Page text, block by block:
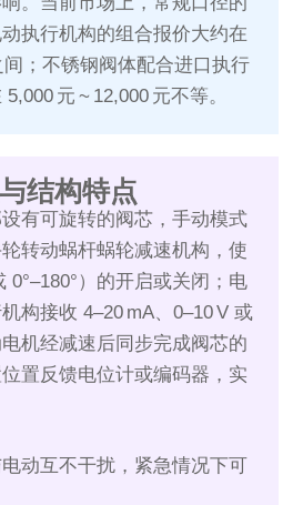
执行机构的组合报价大约在
间；不锈钢阀体配合进口执行
元 ~ 12,000 元不等。
结构特点
有可旋转的阀芯，手动模式
转动蜗杆蜗轮减速机构，使
0°–180°）的开启或关闭；电
构接收 4–20 mA、0–10 V 或
机经减速后同步完成阀芯的
置反馈电位计或编码器，实
动互不干扰，紧急情况下可